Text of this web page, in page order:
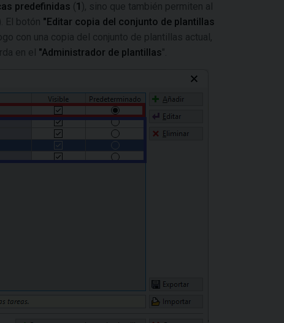
predefinidas ( 1 ), sino que también permiten al
El botón "Editar copia del conjunto de plantillas
con una copia del conjunto de plantillas actual,
en el "Administrador de plantillas".